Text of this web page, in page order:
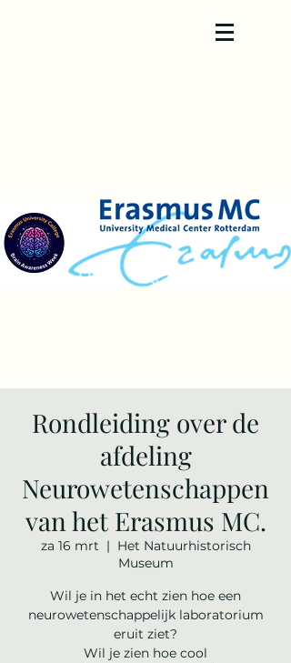
Rondleiding over de
afdeling
Neurowetenschappen
van het Erasmus MC.
za 16 mrt
  |
Het Natuurhistorisch
Museum
Wil je in het echt zien hoe een
neurowetenschappelijk laboratorium
eruit ziet?
Wil je zien hoe cool